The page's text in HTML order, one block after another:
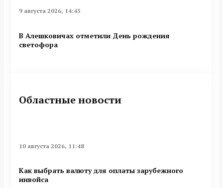
9 августа 2026, 14:43
В Алешковичах отметили День рождения
светофора
Областные новости
10 августа 2026, 11:48
Как выбрать валюту для оплаты зарубежного
инвойса